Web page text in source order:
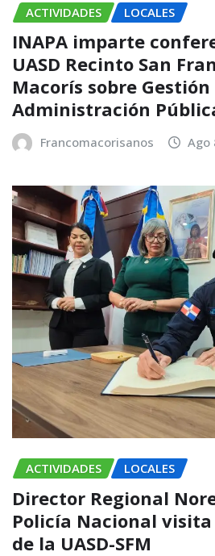
ACTIVIDADES LOCALES
INAPA imparte
UASD Recinto San
Macorís sobre Gestión
Administración
Francomacorisanos Ago
ACTIVIDADES LOCALES
Director Regional
Policía Nacional
de la UASD-SFM